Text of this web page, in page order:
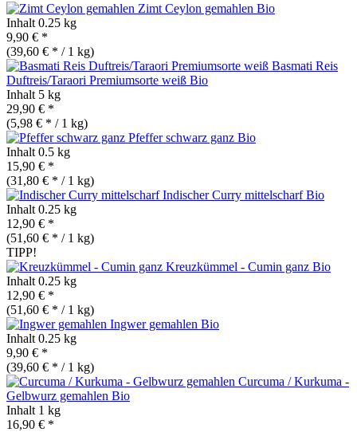
Zimt Ceylon gemahlen Bio
Inhalt 0.25 kg
9,90 € *
(39,60 € * / 1 kg)
Basmati Reis
Duftreis/Taraori Premiumsorte weiß Bio
Inhalt 5 kg
29,90 € *
(5,98 € * / 1 kg)
Pfeffer schwarz ganz Bio
Inhalt 0.5 kg
15,90 € *
(31,80 € * / 1 kg)
Indischer Curry mittelscharfBio
Inhalt 0.25 kg
12,90 € *
(51,60 € * / 1 kg)
TIPP!
Kreuzkümmel - Cumin ganz Bio
Inhalt 0.25 kg
12,90 € *
(51,60 € * / 1 kg)
Ingwer gemahlen Bio
Inhalt 0.25 kg
9,90 € *
(39,60 € * / 1 kg)
Curcuma / Kurkuma -
Gelbwurz gemahlen Bio
Inhalt 1 kg
16,90 € *